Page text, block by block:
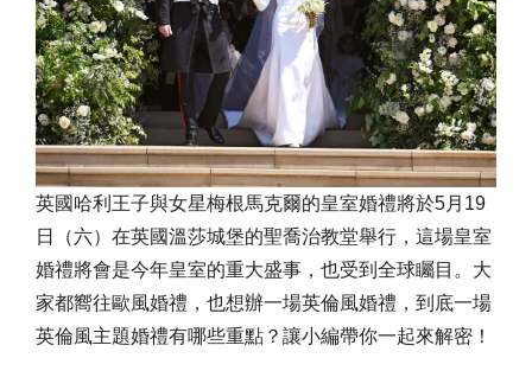
英國哈利王子與女星梅根馬克爾的皇室婚禮將於5月19
日（六）在英國溫莎城堡的聖喬治教堂舉行，這場皇室
婚禮將會是今年皇室的重大盛事，也受到全球矚目。大
家都嚮往歐風婚禮，也想辦一場英倫風婚禮，到底一場
英倫風主題婚禮有哪些重點？讓小編帶你一起來解密！